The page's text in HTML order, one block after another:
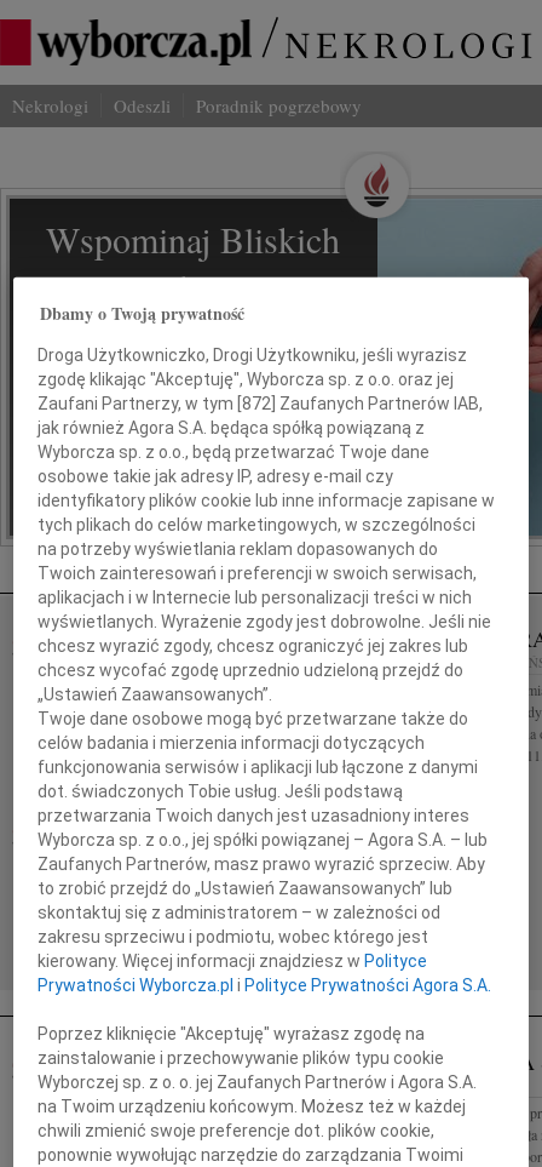
Nekrologi Odeszli Poradnik pogrzebowy
Wspominaj Bliskich
Na Odeszli.pl
Jak ich zapamiętaliśmy? Serwis
odeszli.pl z Grupy Wyborcza, to
możliwość stworzenia unikalnego
wspomnienia. Dziel się nim z rodziną i
przyjaciółmi.
*ogłoszenie
Nekrologi Gdańsk
06.08.2026GDAŃSK
Drogi Piotrze Koleżanki i Koledzy z firmy
Konecranes and Demag Sp. z o.o. składają wyrazy
najszczerszego współczucia i żalu po śmierci
Twojego Taty Mamy nadzieję, że...
04.08.2026
Z żalem
zmarła lekarz
Msza Św.
sierpnia o godz.
ZOFIA MAZUREK 03.08.2026 GDAŃSK
Naszej Koleżance Beacie Rumińskiej wyrazy
głębokiego współczucia, żalu i wsparcia z powodu
straty Mamy Zofii Mazurek składają Zarząd oraz
koleżanki i koledzy z...
BARBARA SZCZEPUŁA 13.10.2025
GDAŃSK
Przemija życie jak noc: w okamgnieniu Przemija
ziemia w ułamku promieni Urszula Kozioł Z
ogromnym smutkiem przyjąłem wiadomość o śmierci
BARBARA
GDAŃSK
Z wielkim żalem
Barbara
dziennikarka,
Dbamy o Twoją prywatność
Droga Użytkowniczko, Drogi Użytkowniku, jeśli wyrazisz
zgodę klikając "Akceptuję", Wyborcza sp. z o.o. oraz jej
Zaufani Partnerzy, w tym [872 ] Zaufanych Partnerów IAB,
jak również Agora S.A. będąca spółką powiązaną z
Wyborcza sp. z o.o., będą przetwarzać Twoje dane
osobowe takie jak adresy IP, adresy e-mail czy
identyfikatory plików cookie lub inne informacje zapisane w
tych plikach do celów marketingowych, w szczególności
na potrzeby wyświetlania reklam dopasowanych do
Twoich zainteresowań i preferencji w swoich serwisach,
aplikacjach i w Internecie lub personalizacji treści w nich
wyświetlanych. Wyrażenie zgody jest dobrowolne. Jeśli nie
chcesz wyrazić zgody, chcesz ograniczyć jej zakres lub
chcesz wycofać zgodę uprzednio udzieloną przejdź do
„Ustawień Zaawansowanych”.
Twoje dane osobowe mogą być przetwarzane także do
celów badania i mierzenia informacji dotyczących
funkcjonowania serwisów i aplikacji lub łączone z danymi
dot. świadczonych Tobie usług. Jeśli podstawą
przetwarzania Twoich danych jest uzasadniony interes
Wyborcza sp. z o.o., jej spółki powiązanej – Agora S.A. – lub
Zaufanych Partnerów, masz prawo wyrazić sprzeciw. Aby
to zrobić przejdź do „Ustawień Zaawansowanych” lub
skontaktuj się z administratorem – w zależności od
zakresu sprzeciwu i podmiotu, wobec którego jest
kierowany. Więcej informacji znajdziesz w Polityce
Prywatności Wyborcza.pl i Polityce Prywatności Agora S.A.
Poprzez kliknięcie "Akceptuję" wyrażasz zgodę na
zainstalowanie i przechowywanie plików typu cookie
Wyborczej sp. z o. o. jej Zaufanych Partnerów i Agora S.A.
na Twoim urządzeniu końcowym. Możesz też w każdej
chwili zmienić swoje preferencje dot. plików cookie,
ponownie wywołując narzędzie do zarządzania Twoimi